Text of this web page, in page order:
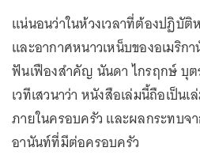
แน่นอนว่าในห้วงเวลาที่ต้องปฏิบั
และอากาศหนาวเหน็บของอเมริก
ฟันเฟืองสำคัญ นันดา ไกรฤกษ์ บุต
เวทีเสวนาว่า หนังสือเล่มนี้ถือเป็น
ภายในครอบครัว และผลกระทบจ
อานันท์ที่มีต่อครอบครัว